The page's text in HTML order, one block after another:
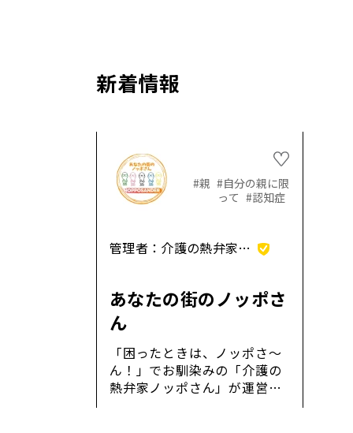
新着情報
#親 #自分の親に限
って #認知症
管理者： 介護の熱弁家 ノッポさん#X00016
あなたの街のノッポさ
ん
「困ったときは、ノッポさ～
ん！」でお馴染みの「介護の
熱弁家ノッポさん」が運営す